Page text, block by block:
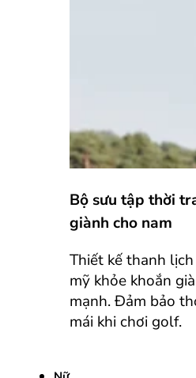
Bộ sưu tập thời
giành cho nam
Thiết kế thanh
mỹ khỏe khoắn
mạnh. Đảm bảo
mái khi chơi golf.